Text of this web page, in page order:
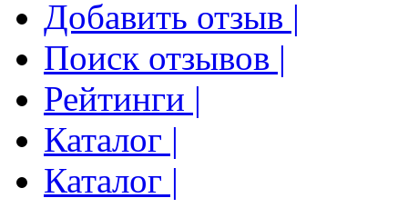
Добавить отзыв |
Поиск отзывов |
Рейтинги |
Каталог |
Каталог |